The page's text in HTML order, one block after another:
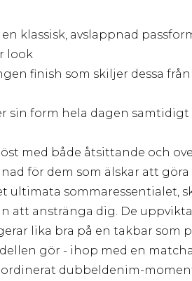
klassisk, avslappnad
look
finish som skiljer dessa
sin form hela dagen samtidigt
med både åtsittande och
för dem som älskar att
ultimata sommaressentialet,
att anstränga dig. De
lika bra på en takbar som
gör - ihop med en
dubbeldenim-